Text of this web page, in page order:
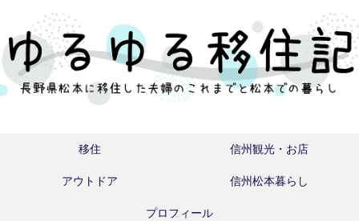
移住 信州観光・お店
アウトドア 信州松本暮らし
プロフィール